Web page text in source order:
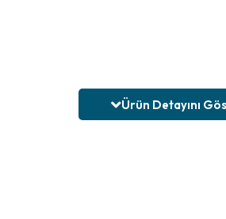
gün boyu rahatlık sunar.
Ürün Detayını